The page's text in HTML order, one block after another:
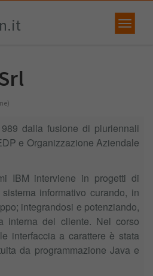
dalla fusione di pluriennali
e Organizzazione Aziendale
IBM interviene in progetti di
informativo curando, in
integrandosi e potenziando,
interna del cliente. Nel corso
interfaccia a carattere è stata
da programmazione Java e